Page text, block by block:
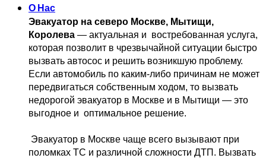
О Нас
Эвакуатор на северо Москве, Мытищи,
Королева — актуальная и востребованная услуга,
Если автомобиль по каким-либо причинам не может
передвигаться собственным ходом, то вызвать
недорогой эвакуатор в Москве и в Мытищи — это
выгодное и оптимальное решение.
поломках ТС и различной сложности ДТП. Вызвать